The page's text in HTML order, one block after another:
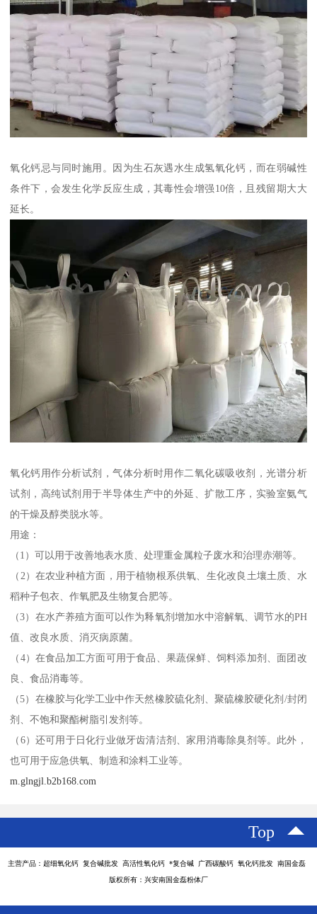
氧化钙忌与同时施用。因为生石灰遇水生成氢氧化钙，而在弱碱性
条件下，会发生化学反应生成，其毒性会增强10倍，且残留期大大
延长。
氧化钙用作分析试剂，气体分析时用作二氧化碳吸收剂，光谱分析
试剂，高纯试剂用于半导体生产中的外延、扩散工序，实验室氨气
的干燥及醇类脱水等。
用途：
（1）可以用于改善地表水质、处理重金属粒子废水和治理赤潮等。
（2）在农业种植方面，用于植物根系供氧、生化改良土壤土质、水
稻种子包衣、作氧肥及生物复合肥等。
（3）在水产养殖方面可以作为释氧剂增加水中溶解氧、调节水的PH
值、改良水质、消灭病原菌。
（4）在食品加工方面可用于食品、果蔬保鲜、饲料添加剂、面团改
良、食品消毒等。
（5）在橡胶与化学工业中作天然橡胶硫化剂、聚硫橡胶硬化剂/封闭
剂、不饱和聚酯树脂引发剂等。
（6）还可用于日化行业做牙齿清洁剂、家用消毒除臭剂等。此外，
也可用于应急供氧、制造和涂料工业等。
m.glngjl.b2b168.com
Top
主营产品：超细氧化钙 复合碱批发 高活性氧化钙 *复合碱 广西碳酸钙 氧化钙批发 南国金磊
版权所有：兴安南国金磊粉体厂